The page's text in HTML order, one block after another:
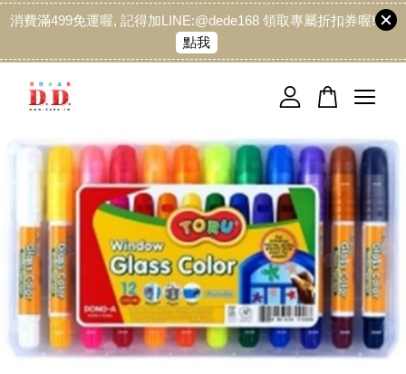
消費滿499免運喔, 記得加LINE:@dede168 領取專屬折扣券喔!
點我
您的購物車目前還是空的。
繼續購物